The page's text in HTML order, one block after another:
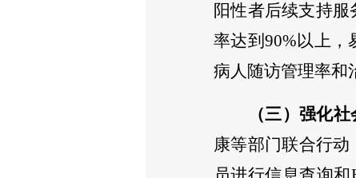
阳性者后续支持服
率达到 90%以上
病人随访管理率和
（三）强化
康等部门联合行